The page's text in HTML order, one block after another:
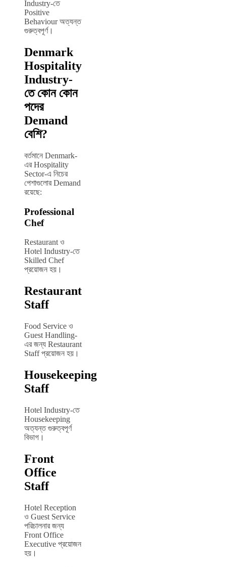
Industry-তে
Positive
Behaviour অত্যন্ত
গুরুত্বপূর্ণ।
Denmark
Hospitality
Industry-
তে কোন কোন
পদের
Demand
বেশি?
বর্তমানে Denmark-
এর Hospitality
Sector-এ নিচের
পেশাগুলোর Demand
রয়েছে:
Professional
Chef
Restaurant ও
Hotel Industry-তে
Skilled Chef
প্রয়োজন হয়।
Restaurant
Staff
Food Service ও
Guest Handling-
এর জন্য Restaurant
Staff প্রয়োজন হয়।
Housekeeping
Staff
Hotel Industry-তে
Housekeeping
অত্যন্ত গুরুত্বপূর্ণ
বিভাগ।
Front
Office
Staff
Hotel Reception
ও Guest Service
পরিচালনার জন্য
Front Office
Executive প্রয়োজন
হয়।